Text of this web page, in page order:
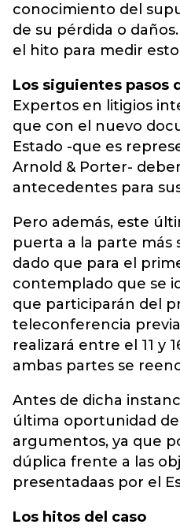
conocimiento del
de su pérdida o
el hito para medir esto
Los siguientes pasos
Expertos en litigios
que con el nuevo
Estado -que es
Arnold & Porter-
antecedentes para
Pero además, este
puerta a la parte más
dado que para el
contemplado que se
que participarán del
teleconferencia
realizará entre el 11 y
ambas partes se
Antes de dicha
última oportunidad
argumentos, ya que
dúplica frente a las
presentadaas por el
Los hitos del caso